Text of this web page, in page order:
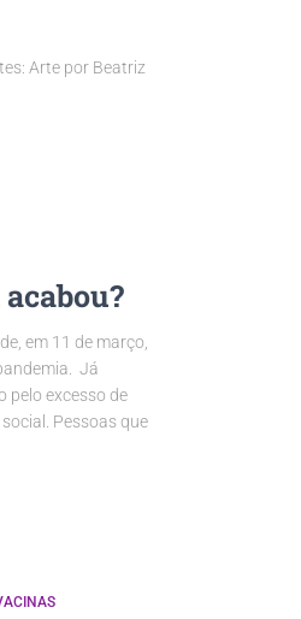
Arte por Beatriz
em 11 de março,
Já
pelo excesso de
Pessoas que